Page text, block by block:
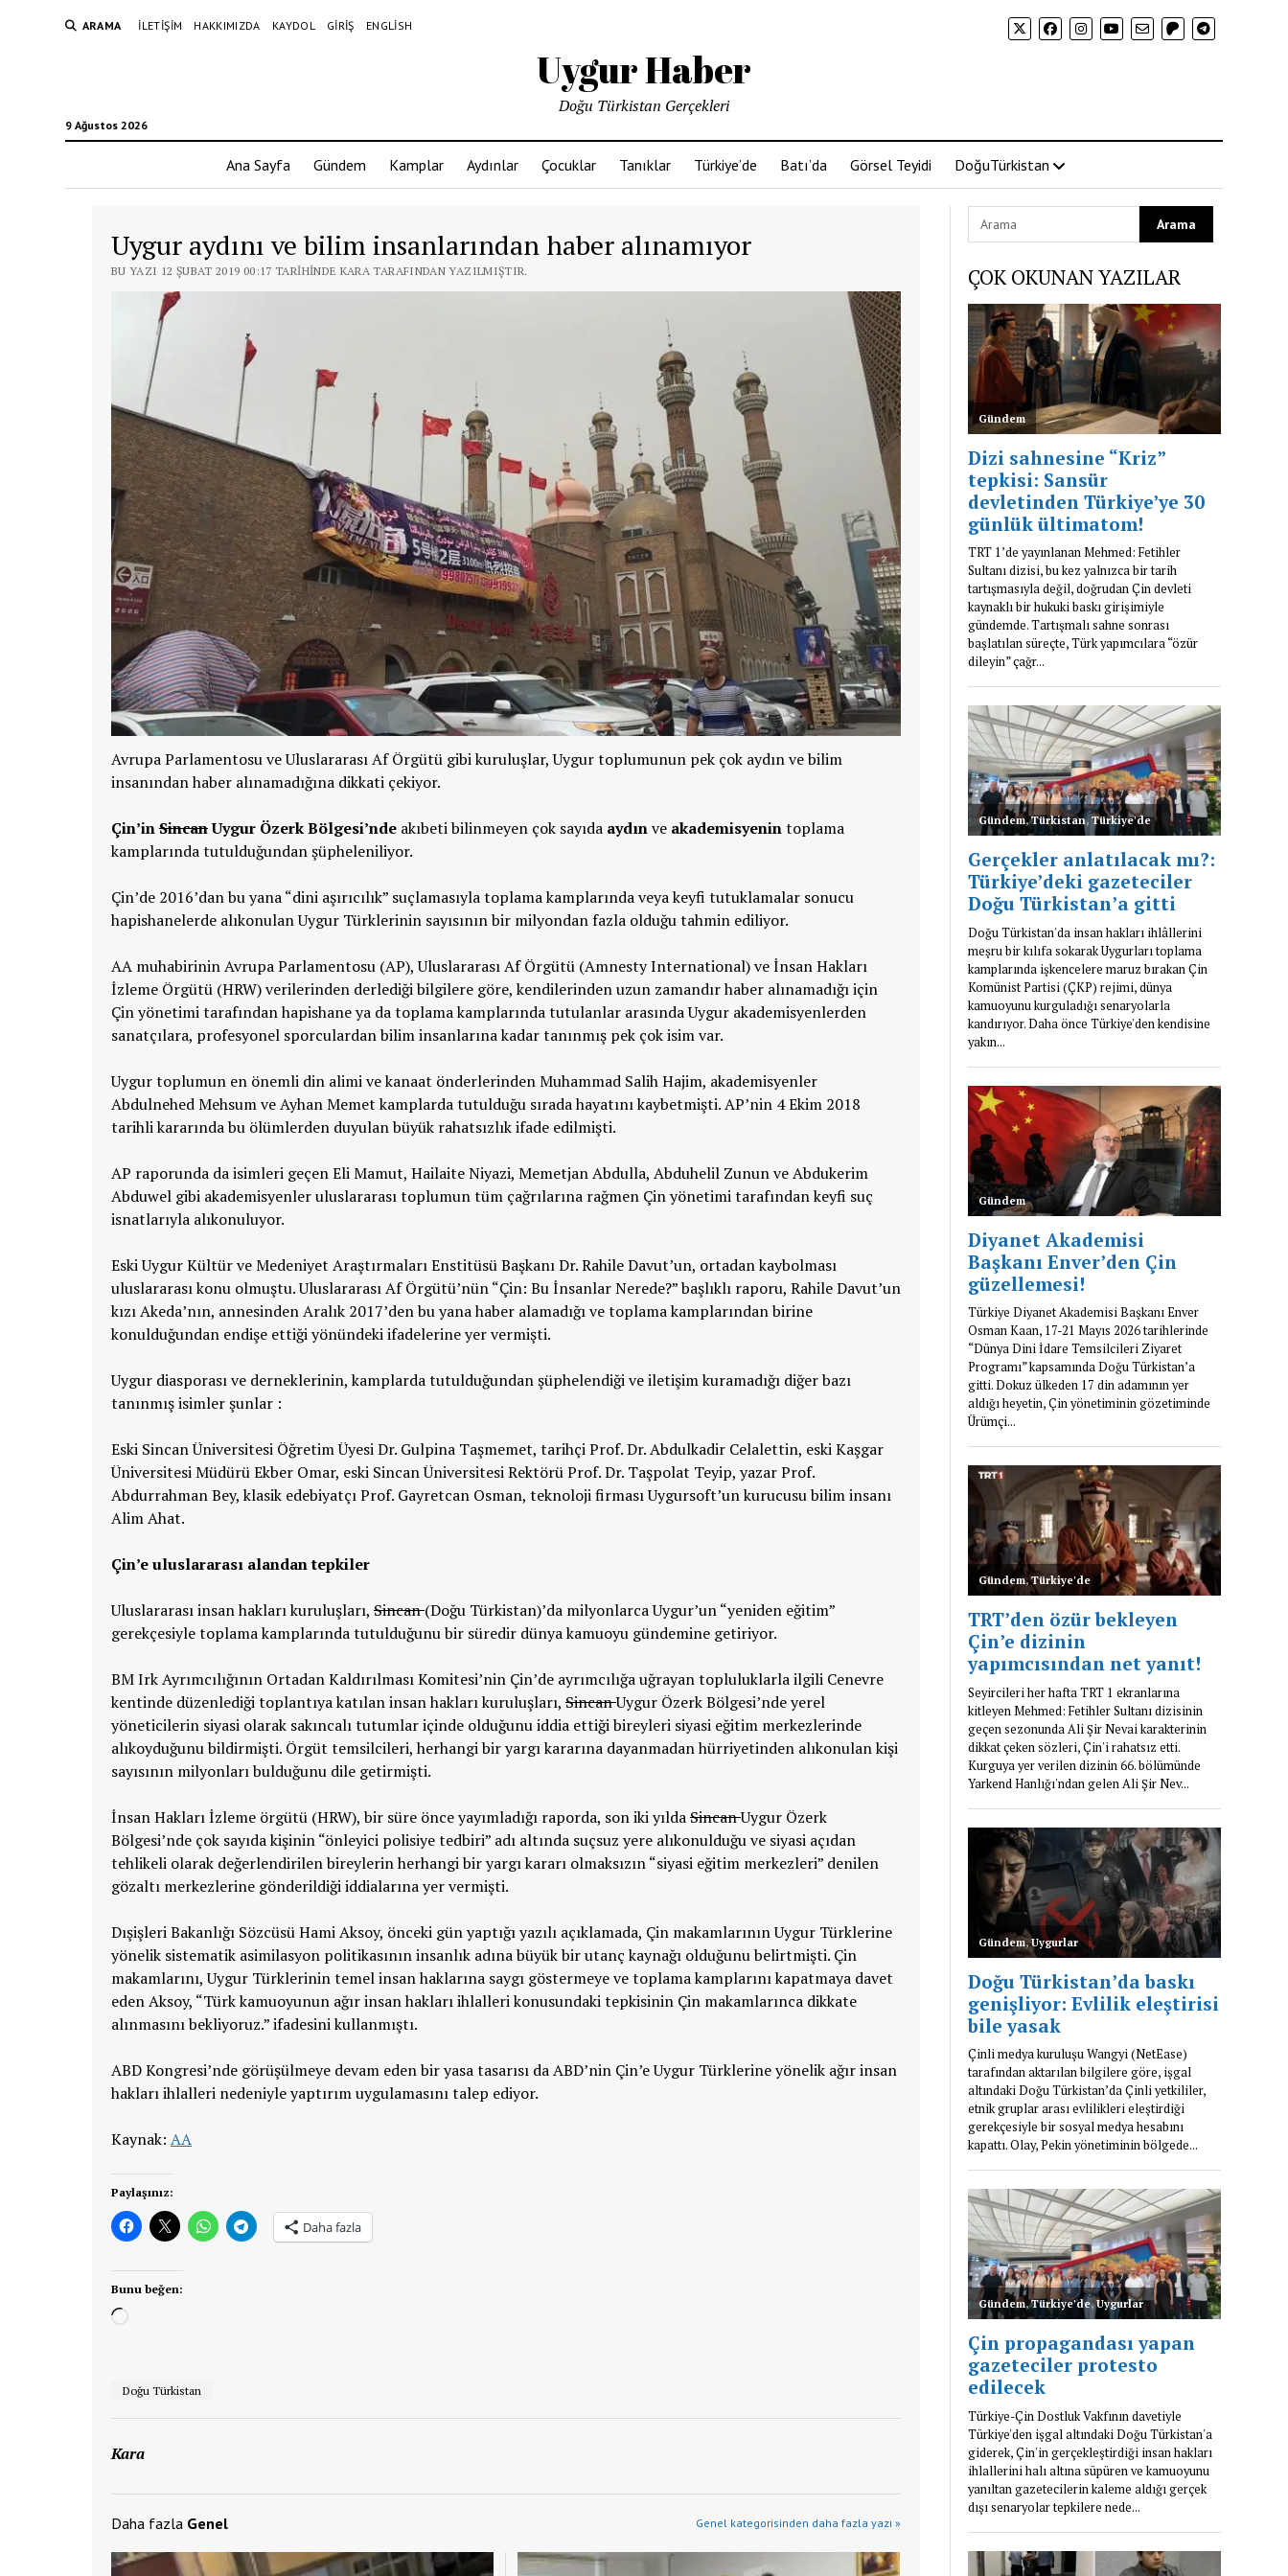
ARAMA İLETIŞIM HAKKIMIZDA KAYDOL GIRIŞ ENGLISH
Uygur Haber
9 Ağustos 2026
Doğu Türkistan Gerçekleri
Ana Sayfa Gündem Kamplar Aydınlar Çocuklar Tanıklar Türkiye’de Batı’da Görsel Teyidi DoğuTürkistan
Uygur aydını ve bilim insanlarından haber alınamıyor
BU YAZI 12 ŞUBAT 2019 00:17 TARIHINDE KARA TARAFINDAN YAZILMIŞTIR.
Avrupa Parlamentosu ve Uluslararası Af Örgütü gibi kuruluşlar, Uygur toplumunun pek çok aydın ve bilim
insanından haber alınamadığına dikkati çekiyor.
Çin’inSincanUygur Özerk Bölgesi’nde akıbeti bilinmeyen çok sayıda aydınve akademisyenintoplama
kamplarında tutulduğundan şüpheleniliyor.
Çin’de 2016’dan bu yana “dini aşırıcılık” suçlamasıyla toplama kamplarında veya keyfi tutuklamalar sonucu
hapishanelerde alıkonulan Uygur Türklerinin sayısının bir milyondan fazla olduğu tahmin ediliyor.
AA muhabirinin Avrupa Parlamentosu (AP), Uluslararası Af Örgütü (Amnesty International) ve İnsan Hakları
İzleme Örgütü (HRW) verilerinden derlediği bilgilere göre, kendilerinden uzun zamandır haber alınamadığı için
Çin yönetimi tarafından hapishane ya da toplama kamplarında tutulanlar arasında Uygur akademisyenlerden
sanatçılara, profesyonel sporculardan bilim insanlarına kadar tanınmış pek çok isim var.
Uygur toplumun en önemli din alimi ve kanaat önderlerinden Muhammad Salih Hajim, akademisyenler
Abdulnehed Mehsum ve Ayhan Memet kamplarda tutulduğu sırada hayatını kaybetmişti. AP’nin 4 Ekim 2018
tarihli kararında bu ölümlerden duyulan büyük rahatsızlık ifade edilmişti.
AP raporunda da isimleri geçen Eli Mamut, Hailaite Niyazi, Memetjan Abdulla, Abduhelil Zunun ve Abdukerim
Abduwel gibi akademisyenler uluslararası toplumun tüm çağrılarına rağmen Çin yönetimi tarafından keyfi suç
isnatlarıyla alıkonuluyor.
Eski Uygur Kültür ve Medeniyet Araştırmaları Enstitüsü Başkanı Dr. Rahile Davut’un, ortadan kaybolması
uluslararası konu olmuştu. Uluslararası Af Örgütü’nün “Çin: Bu İnsanlar Nerede?” başlıklı raporu, Rahile Davut’un
kızı Akeda’nın, annesinden Aralık 2017’den bu yana haber alamadığı ve toplama kamplarından birine
konulduğundan endişe ettiği yönündeki ifadelerine yer vermişti.
Uygur diasporası ve derneklerinin, kamplarda tutulduğundan şüphelendiği ve iletişim kuramadığı diğer bazı
tanınmış isimler şunlar :
Eski Sincan Üniversitesi Öğretim Üyesi Dr. Gulpina Taşmemet, tarihçi Prof. Dr. Abdulkadir Celalettin, eski Kaşgar
Üniversitesi Müdürü Ekber Omar, eski Sincan Üniversitesi Rektörü Prof. Dr. Taşpolat Teyip, yazar Prof.
Abdurrahman Bey, klasik edebiyatçı Prof. Gayretcan Osman, teknoloji firması Uygursoft’un kurucusu bilim insanı
Alim Ahat.
Çin’e uluslararası alandan tepkiler
Uluslararası insan hakları kuruluşları, Sincan(Doğu Türkistan)’da milyonlarca Uygur’un “yeniden eğitim”
gerekçesiyle toplama kamplarında tutulduğunu bir süredir dünya kamuoyu gündemine getiriyor.
BM Irk Ayrımcılığının Ortadan Kaldırılması Komitesi’nin Çin’de ayrımcılığa uğrayan topluluklarla ilgili Cenevre
kentinde düzenlediği toplantıya katılan insan hakları kuruluşları, SincanUygur Özerk Bölgesi’nde yerel
yöneticilerin siyasi olarak sakıncalı tutumlar içinde olduğunu iddia ettiği bireyleri siyasi eğitim merkezlerinde
alıkoyduğunu bildirmişti. Örgüt temsilcileri, herhangi bir yargı kararına dayanmadan hürriyetinden alıkonulan kişi
sayısının milyonları bulduğunu dile getirmişti.
İnsan Hakları İzleme örgütü (HRW), bir süre önce yayımladığı raporda, son iki yıldaSincanUygur Özerk
Bölgesi’nde çok sayıda kişinin “önleyici polisiye tedbiri” adı altında suçsuz yere alıkonulduğu ve siyasi açıdan
tehlikeli olarak değerlendirilen bireylerin herhangi bir yargı kararı olmaksızın “siyasi eğitim merkezleri” denilen
gözaltı merkezlerine gönderildiği iddialarına yer vermişti.
Dışişleri Bakanlığı Sözcüsü Hami Aksoy, önceki gün yaptığı yazılı açıklamada, Çin makamlarının Uygur Türklerine
yönelik sistematik asimilasyon politikasının insanlık adına büyük bir utanç kaynağı olduğunu belirtmişti. Çin
makamlarını, Uygur Türklerinin temel insan haklarına saygı göstermeye ve toplama kamplarını kapatmaya davet
eden Aksoy, “Türk kamuoyunun ağır insan hakları ihlalleri konusundaki tepkisinin Çin makamlarınca dikkate
alınmasını bekliyoruz.” ifadesini kullanmıştı.
ABD Kongresi’nde görüşülmeye devam eden bir yasa tasarısı da ABD’nin Çin’e Uygur Türklerine yönelik ağır insan
hakları ihlalleri nedeniyle yaptırım uygulamasını talep ediyor.
Kaynak: AA
Paylaşınız:
Daha fazla
Bunu beğen:
Yükleniyor...
Doğu Türkistan
Kara
Daha fazla Genel Genel kategorisinden daha fazla yazı »
ÇOK OKUNAN YAZILAR